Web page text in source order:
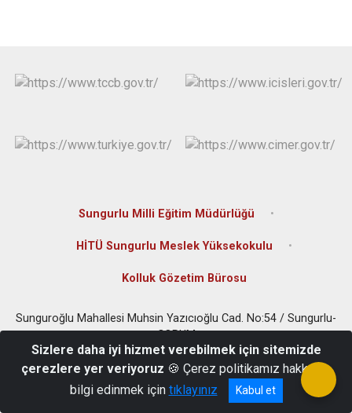
Sungurlu Milli Eğitim Müdürlüğü
HİTÜ Sungurlu Meslek Yüksekokulu
Kolluk Gözetim Bürosu
Sunguroğlu Mahallesi Muhsin Yazıcıoğlu Cad. No:54 / Sungurlu-
ÇORUM
Sizlere daha iyi hizmet verebilmek için sitemizde
çerezlere yer veriyoruz 🍪 Çerez politikamız hakkında
bilgi edinmek için tıklayınız Kabul et